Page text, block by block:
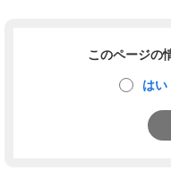
このページの
はい